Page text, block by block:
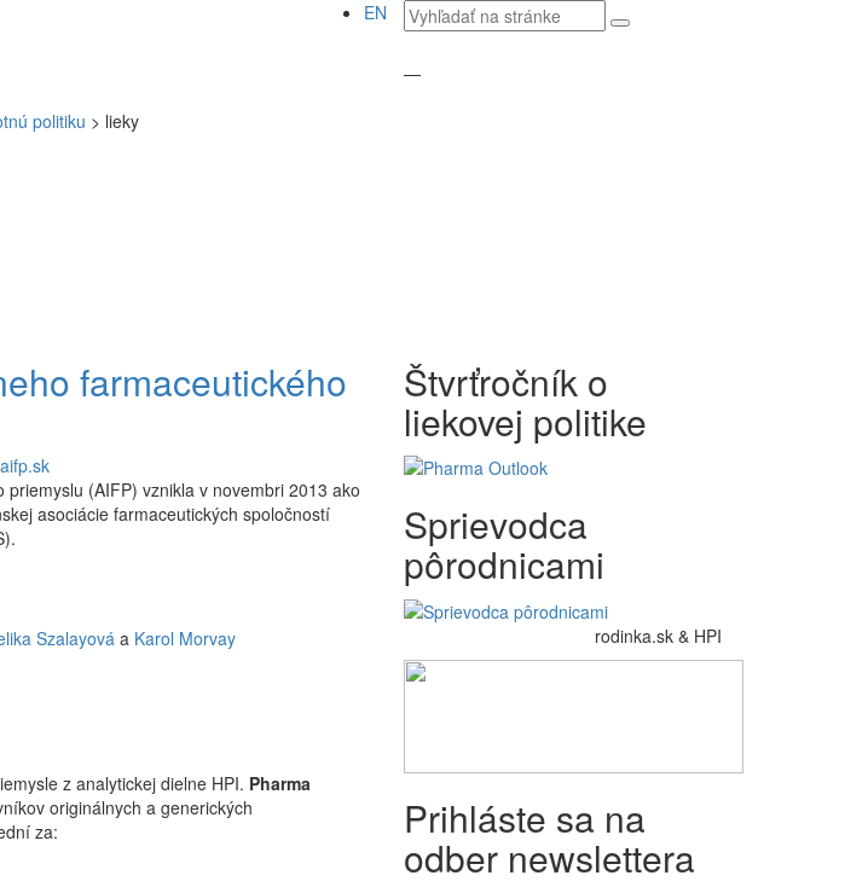
EN
Vyhľadávaný
text
—
politiku > lieky
farmaceutického
(AIFP) vznikla v novembri 2013 ako
asociácie farmaceutických spoločností
Szalayováa Karol Morvay
z analytickej dielne HPI. Pharma
originálnych a generických
za:
Štvrťročník o
liekovej politike
Sprievodca
pôrodnicami
rodinka.sk & HPI
Prihláste sa na
odber newslettera